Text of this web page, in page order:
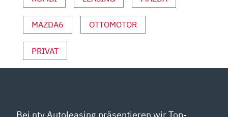
YOUTUBE
ANZEIGEN
MAZDA6 OTTOMOTOR
PRIVAT
Bei ntv Autoleasing präsentieren wir Top-